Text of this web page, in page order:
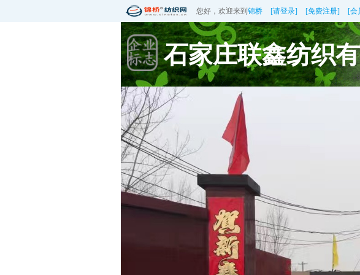
您好，欢迎来到 锦桥 [请登录] [免费注册] [会
石家庄联鑫纺织